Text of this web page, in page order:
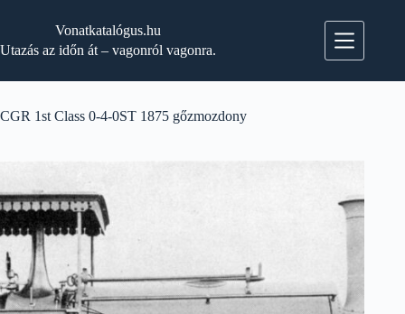
Vonatkatalógus.hu
Utazás az időn át – vagonról vagonra.
CGR 1st Class 0-4-0ST 1875 gőzmozdony